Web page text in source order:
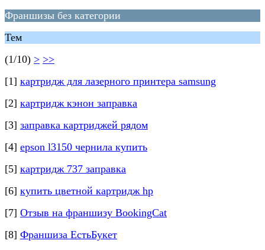
Франшизы без категории
Тем
(1/10) > >>
[1] картридж для лазерного принтера samsung
[2] картридж кэнон заправка
[3] заправка картриджей рядом
[4] epson l3150 чернила купить
[5] картридж 737 заправка
[6] купить цветной картридж hp
[7] Отзыв на франшизу BookingCat
[8] Франшиза ЕстьБукет